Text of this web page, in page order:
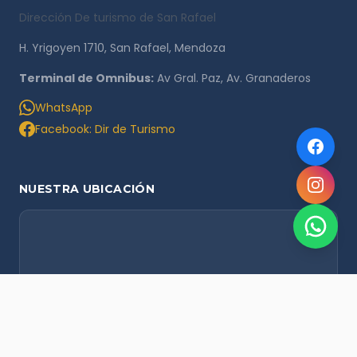
Dirección De turismo de San Rafael
H. Yrigoyen 1710, San Rafael, Mendoza
Terminal de Omnibus: Av Gral. Paz, Av. Granaderos
WhatsApp
Facebook: Dir de Turismo
NUESTRA UBICACIÓN